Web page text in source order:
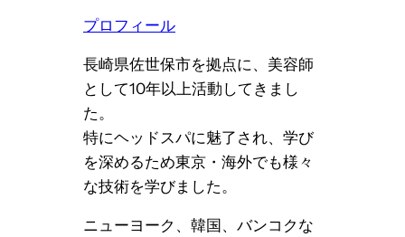
プロフィール
長崎県佐世保市を拠点に、美容師
として10年以上活動してきまし
た。
特にヘッドスパに魅了され、学び
を深めるため東京・海外でも様々
な技術を学びました。
ニューヨーク、韓国、バンコクな